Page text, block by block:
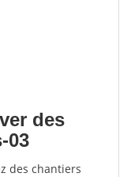
des
03
des chantiers